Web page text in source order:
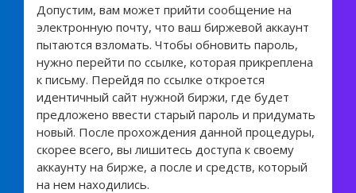
Допустим, вам может прийти сообщение на
электронную почту, что ваш биржевой аккаунт
пытаются взломать. Чтобы обновить пароль,
нужно перейти по ссылке, которая прикреплена
к письму. Перейдя по ссылке откроется
идентичный сайт нужной биржи, где будет
предложено ввести старый пароль и придумать
новый. После прохождения данной процедуры,
скорее всего, вы лишитесь доступа к своему
аккаунту на бирже, а после и средств, который
на нем находились.